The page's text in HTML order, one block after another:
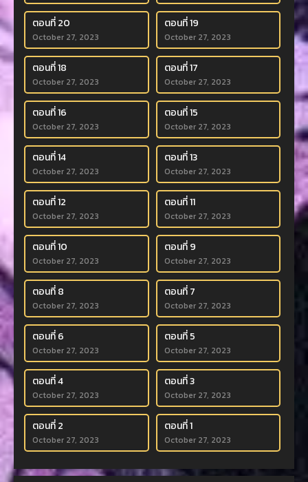
ตอนที่ 20
October 27, 2023
ตอนที่ 19
October 27, 2023
ตอนที่ 18
October 27, 2023
ตอนที่ 17
October 27, 2023
ตอนที่ 16
October 27, 2023
ตอนที่ 15
October 27, 2023
ตอนที่ 14
October 27, 2023
ตอนที่ 13
October 27, 2023
ตอนที่ 12
October 27, 2023
ตอนที่ 11
October 27, 2023
ตอนที่ 10
October 27, 2023
ตอนที่ 9
October 27, 2023
ตอนที่ 8
October 27, 2023
ตอนที่ 7
October 27, 2023
ตอนที่ 6
October 27, 2023
ตอนที่ 5
October 27, 2023
ตอนที่ 4
October 27, 2023
ตอนที่ 3
October 27, 2023
ตอนที่ 2
October 27, 2023
ตอนที่ 1
October 27, 2023